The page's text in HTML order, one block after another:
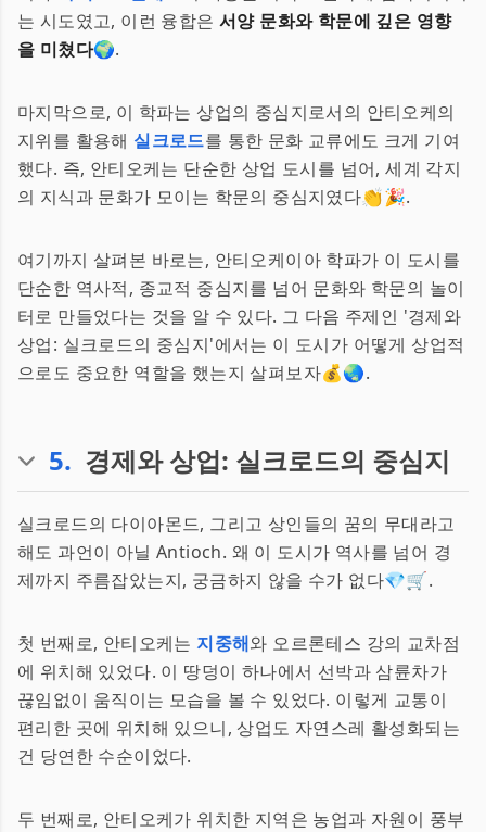
는 시도였고, 이런 융합은 서양 문화와 학문에 깊은 영향
을 미쳤다🌍.
마지막으로, 이 학파는 상업의 중심지로서의 안티오케의
지위를 활용해 실크로드를 통한 문화 교류에도 크게 기여
했다. 즉, 안티오케는 단순한 상업 도시를 넘어, 세계 각지
의 지식과 문화가 모이는 학문의 중심지였다👏🎉.
여기까지 살펴본 바로는, 안티오케이아 학파가 이 도시를
단순한 역사적, 종교적 중심지를 넘어 문화와 학문의 놀이
터로 만들었다는 것을 알 수 있다. 그 다음 주제인 '경제와
상업: 실크로드의 중심지'에서는 이 도시가 어떻게 상업적
으로도 중요한 역할을 했는지 살펴보자💰🌏.
5. 경제와 상업: 실크로드의 중심지
실크로드의 다이아몬드, 그리고 상인들의 꿈의 무대라고
해도 과언이 아닐 Antioch. 왜 이 도시가 역사를 넘어 경
제까지 주름잡았는지, 궁금하지 않을 수가 없다💎🛒.
첫 번째로, 안티오케는 지중해와 오르론테스 강의 교차점
에 위치해 있었다. 이 땅덩이 하나에서 선박과 삼륜차가
끊임없이 움직이는 모습을 볼 수 있었다. 이렇게 교통이
편리한 곳에 위치해 있으니, 상업도 자연스레 활성화되는
건 당연한 수순이었다.
두 번째로, 안티오케가 위치한 지역은 농업과 자원이 풍부